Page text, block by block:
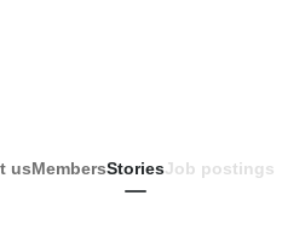
usMembersStoriesJob postings